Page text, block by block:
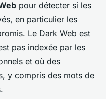
pour détecter si les
en particulier les
Le Dark Web est
pas indexée par les
et où des
y compris des mots de